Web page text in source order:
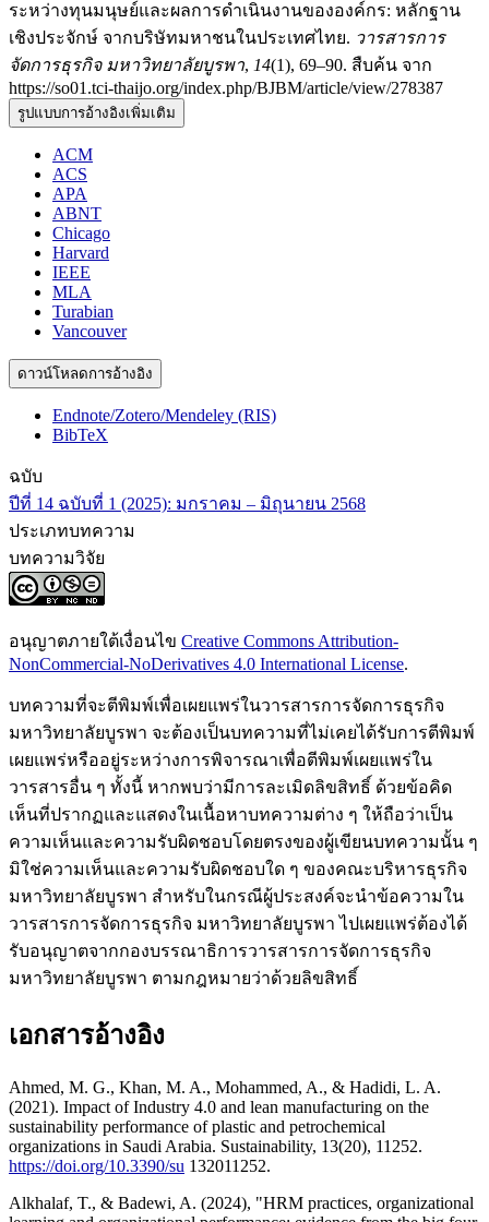
ระหว่างทุนมนุษย์และผลการดำเนินงานขององค์กร: หลักฐาน
เชิงประจักษ์ จากบริษัทมหาชนในประเทศไทย. วารสารการ
จัดการธุรกิจ มหาวิทยาลัยบูรพา, 14(1), 69–90. สืบค้น จาก
https://so01.tci-thaijo.org/index.php/BJBM/article/view/278387
รูปแบบการอ้างอิงเพิ่มเติม
ACM
ACS
APA
ABNT
Chicago
Harvard
IEEE
MLA
Turabian
Vancouver
ดาวน์โหลดการอ้างอิง
Endnote/Zotero/Mendeley (RIS)
BibTeX
ฉบับ
ปีที่ 14 ฉบับที่ 1 (2025): มกราคม – มิถุนายน 2568
ประเภทบทความ
บทความวิจัย
อนุญาตภายใต้เงื่อนไข Creative Commons Attribution-
NonCommercial-NoDerivatives 4.0 International License.
บทความที่จะตีพิมพ์เพื่อเผยแพร่ในวารสารการจัดการธุรกิจ
มหาวิทยาลัยบูรพา จะต้องเป็นบทความที่ไม่เคยได้รับการตีพิมพ์
เผยแพร่หรืออยู่ระหว่างการพิจารณาเพื่อตีพิมพ์เผยแพร่ใน
วารสารอื่น ๆ ทั้งนี้ หากพบว่ามีการละเมิดลิขสิทธิ์ ด้วยข้อคิด
เห็นที่ปรากฏและแสดงในเนื้อหาบทความต่าง ๆ ให้ถือว่าเป็น
ความเห็นและความรับผิดชอบโดยตรงของผู้เขียนบทความนั้น ๆ
มิใช่ความเห็นและความรับผิดชอบใด ๆ ของคณะบริหารธุรกิจ
มหาวิทยาลัยบูรพา สำหรับในกรณีผู้ประสงค์จะนำข้อความใน
วารสารการจัดการธุรกิจ มหาวิทยาลัยบูรพา ไปเผยแพร่ต้องได้
รับอนุญาตจากกองบรรณาธิการวารสารการจัดการธุรกิจ
มหาวิทยาลัยบูรพา ตามกฎหมายว่าด้วยลิขสิทธิ์
เอกสารอ้างอิง
Ahmed, M. G., Khan, M. A., Mohammed, A., & Hadidi, L. A.
(2021). Impact of Industry 4.0 and lean manufacturing on the
sustainability performance of plastic and petrochemical
organizations in Saudi Arabia. Sustainability, 13(20), 11252.
https://doi.org/10.3390/su 132011252.
Alkhalaf, T., & Badewi, A. (2024), "HRM practices, organizational